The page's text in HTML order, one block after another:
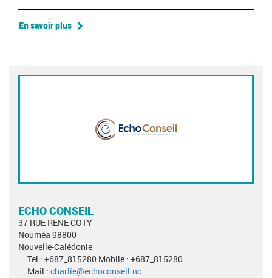
En savoir plus
ECHO CONSEIL
37 RUE RENE COTY
Nouméa 98800
Nouvelle-Calédonie
Tel : +687_815280 Mobile : +687_815280
Mail : charlie@echoconseil.nc